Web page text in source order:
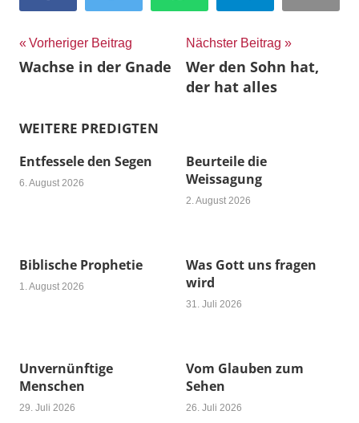
Beitragsnavigation
Vorheriger Beitrag
Wachse in der Gnade
Nächster Beitrag
Wer den Sohn hat,
der hat alles
WEITERE PREDIGTEN
Entfessele den Segen
6. August 2026
Beurteile die
Weissagung
2. August 2026
Biblische Prophetie
1. August 2026
Was Gott uns fragen
wird
31. Juli 2026
Unvernünftige
Menschen
29. Juli 2026
Vom Glauben zum
Sehen
26. Juli 2026